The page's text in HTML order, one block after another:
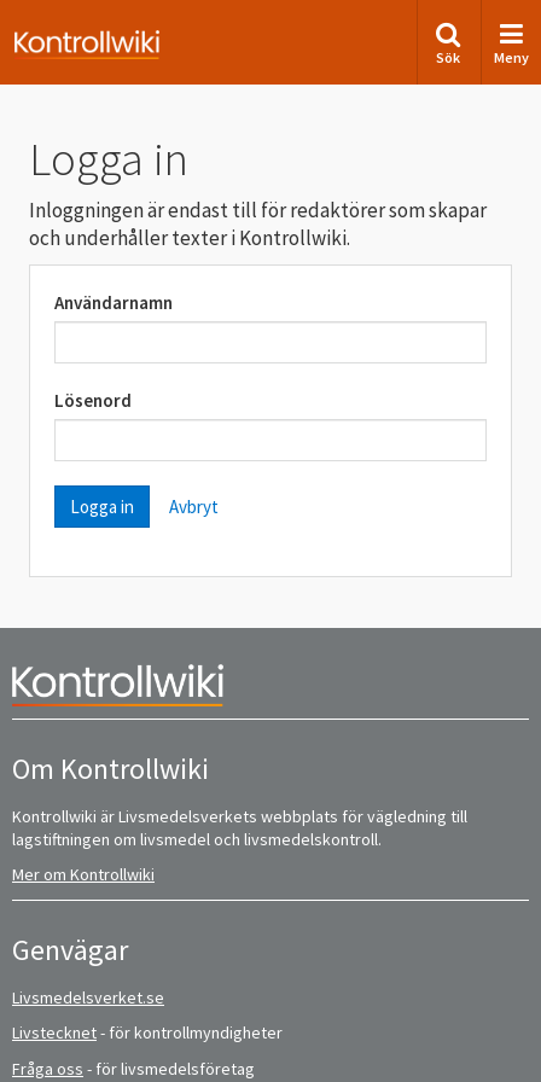
Sök Meny
Logga in
Inloggningen är endast till för redaktörer som skapar
och underhåller texter i Kontrollwiki.
Användarnamn
Lösenord
Avbryt
Om Kontrollwiki
Kontrollwiki är Livsmedelsverkets webbplats för vägledning till
lagstiftningen om livsmedel och livsmedelskontroll.
Mer om Kontrollwiki
Genvägar
Livsmedelsverket.se
Livstecknet- för kontrollmyndigheter
Fråga oss - för livsmedelsföretag